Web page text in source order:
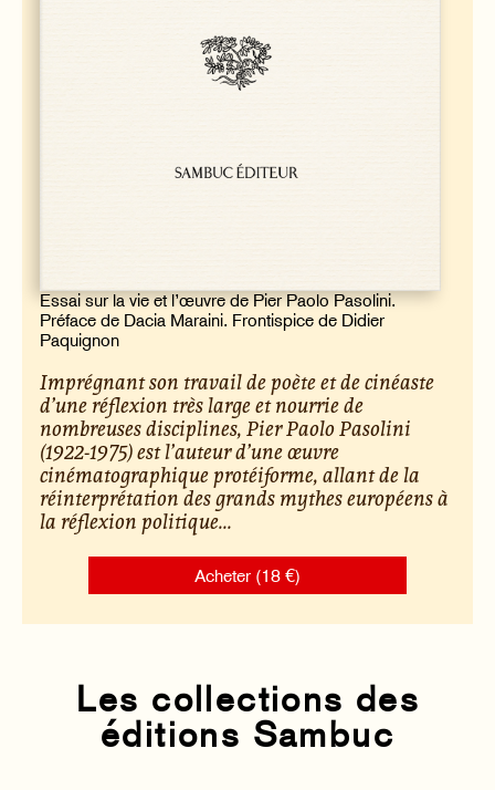
Essai sur la vie et l’œuvre de Pier Paolo Pasolini.
Préface de Dacia Maraini. Frontispice de Didier
Paquignon
Imprégnant son travail de poète et de cinéaste
d’une réflexion très large et nourrie de
nombreuses disciplines, Pier Paolo Pasolini
(1922-1975) est l’auteur d’une œuvre
cinématographique protéiforme, allant de la
réinterprétation des grands mythes européens à
la réflexion politique...
Acheter (18 €)
Les collections des
éditions Sambuc